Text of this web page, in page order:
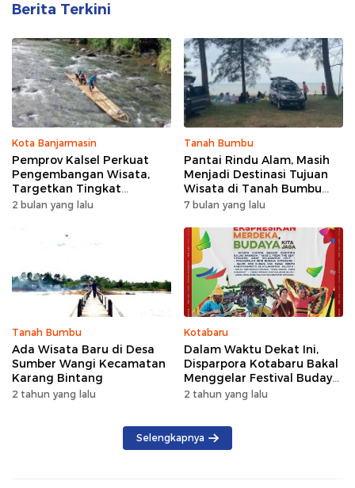
Berita Terkini
Kota Banjarmasin
Pemprov Kalsel Perkuat
Pengembangan Wisata,
Targetkan Tingkat
Kunjungan Naik 5 Persen di
2 bulan yang lalu
Tanah Bumbu
Pantai Rindu Alam, Masih
Menjadi Destinasi Tujuan
Wisata di Tanah Bumbu
dengan Rindangnya Pohon
7 bulan yang lalu
Tanah Bumbu
Ada Wisata Baru di Desa
Sumber Wangi Kecamatan
Karang Bintang
2 tahun yang lalu
Kotabaru
Dalam Waktu Dekat Ini,
Disparpora Kotabaru Bakal
Menggelar Festival Budaya
Saijaan 2024
2 tahun yang lalu
Selengkapnya